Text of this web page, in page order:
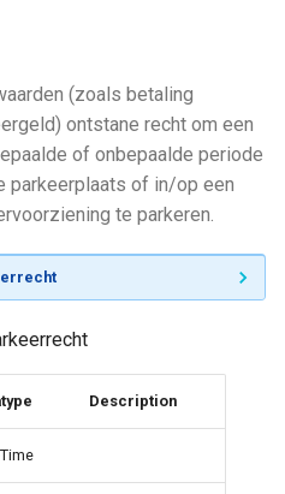
(zoals betaling
ontstane recht om een
of onbepaalde periode
parkeerplaats of in/op een
te parkeren.
Description